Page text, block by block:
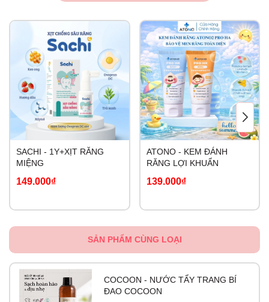
SACHI - 1Y+XỊT RĂNG
MIỆNG
149.000₫
ATONO - KEM ĐÁNH
RĂNG LỢI KHUẨN
139.000₫
SẢN PHẨM CÙNG LOẠI
COCOON - NƯỚC TẨY TRANG BÍ
ĐAO COCOON